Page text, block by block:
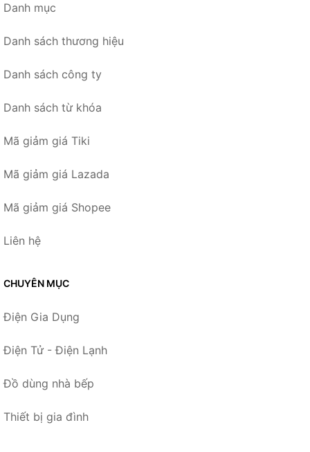
Danh mục
Danh sách thương hiệu
Danh sách công ty
Danh sách từ khóa
Mã giảm giá Tiki
Mã giảm giá Lazada
Mã giảm giá Shopee
Liên hệ
CHUYÊN MỤC
Điện Gia Dụng
Điện Tử - Điện Lạnh
Đồ dùng nhà bếp
Thiết bị gia đình